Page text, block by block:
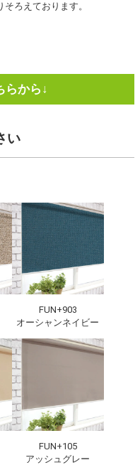
ろえております。
い
FUN+903
オーシャンネイビー
FUN+105
アッシュグレー